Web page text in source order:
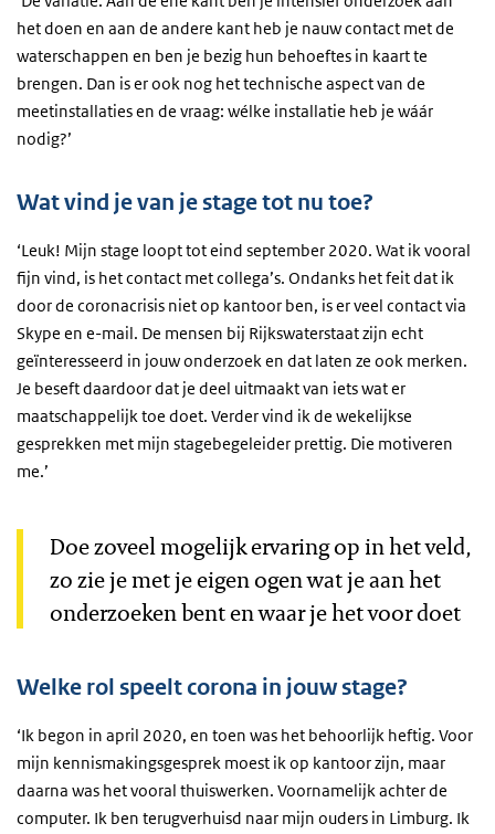
het doen en aan de andere kant heb je nauw contact met de
waterschappen en ben je bezig hun behoeftes in kaart te
brengen. Dan is er ook nog het technische aspect van de
meetinstallaties en de vraag: wélke installatie heb je wáár
nodig?’
Wat vind je van je stage tot nu toe?
‘Leuk! Mijn stage loopt tot eind september 2020. Wat ik vooral
fijn vind, is het contact met collega’s. Ondanks het feit dat ik
door de coronacrisis niet op kantoor ben, is er veel contact via
Skype en e-mail. De mensen bij Rijkswaterstaat zijn echt
geïnteresseerd in jouw onderzoek en dat laten ze ook merken.
Je beseft daardoor dat je deel uitmaakt van iets wat er
maatschappelijk toe doet. Verder vind ik de wekelijkse
gesprekken met mijn stagebegeleider prettig. Die motiveren
me.’
Doe zoveel mogelijk ervaring op in het veld,
zo zie je met je eigen ogen wat je aan het
onderzoeken bent en waar je het voor doet
Welke rol speelt corona in jouw stage?
‘Ik begon in april 2020, en toen was het behoorlijk heftig. Voor
mijn kennismakingsgesprek moest ik op kantoor zijn, maar
daarna was het vooral thuiswerken. Voornamelijk achter de
computer. Ik ben terugverhuisd naar mijn ouders in Limburg. Ik